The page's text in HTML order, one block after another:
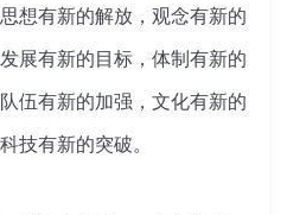
想有新的解放，观念有新的
展有新的目标，体制有新的
伍有新的加强，文化有新的
技有新的突破。